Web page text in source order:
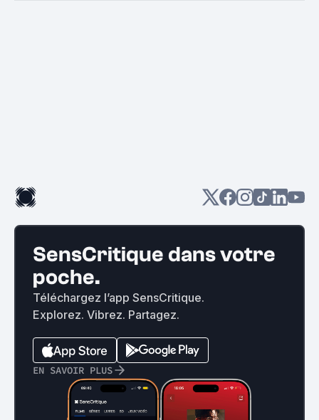
SensCritique dans votre
poche.
Téléchargez l’app SensCritique.
Explorez. Vibrez. Partagez.
EN SAVOIR PLUS